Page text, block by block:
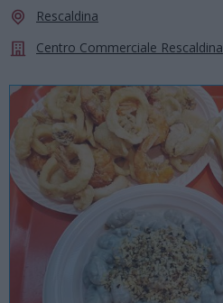
Rescaldina
Centro Commerciale Rescaldina